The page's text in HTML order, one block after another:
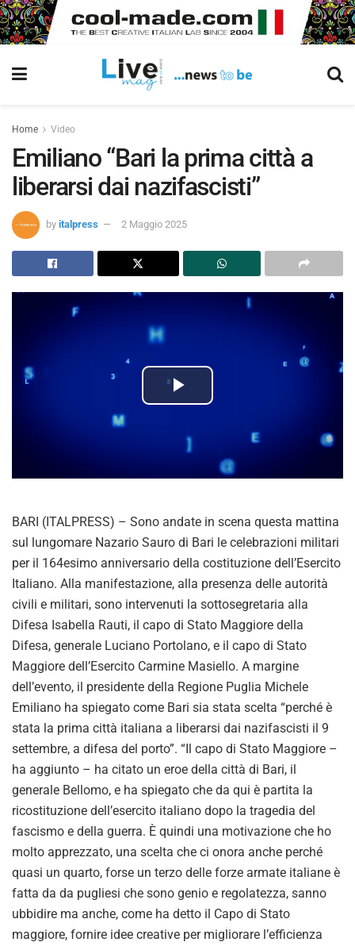
Home Video
Emiliano “Bari la prima città a
liberarsi dai nazifascisti”
by italpress 2 Maggio 2025
P
a
y
V
i
d
e
o
BARI (ITALPRESS) – Sono andate in scena questa mattina
sul lungomare Nazario Sauro di Bari le celebrazioni militari
per il 164esimo anniversario della costituzione dell’Esercito
Italiano. Alla manifestazione, alla presenza delle autorità
civili e militari, sono intervenuti la sottosegretaria alla
Difesa Isabella Rauti, il capo di Stato Maggiore della
Difesa, generale Luciano Portolano, e il capo di Stato
Maggiore dell’Esercito Carmine Masiello. A margine
dell’evento, il presidente della Regione Puglia Michele
Emiliano ha spiegato come Bari sia stata scelta “perché è
stata la prima città italiana a liberarsi dai nazifascisti il 9
settembre, a difesa del porto”. “Il capo di Stato Maggiore –
ha aggiunto – ha citato un eroe della città di Bari, il
generale Bellomo, e ha spiegato che da qui è partita la
ricostituzione dell’esercito italiano dopo la tragedia del
fascismo e della guerra. È quindi una motivazione che ho
molto apprezzato, una scelta che ci onora anche perché
quasi un quarto, forse un terzo delle forze armate italiane è
fatta da da pugliesi che sono genio e regolatezza, sanno
ubbidire ma anche, come ha detto il Capo di Stato
maggiore, fornire idee creative per migliorare l’efficienza